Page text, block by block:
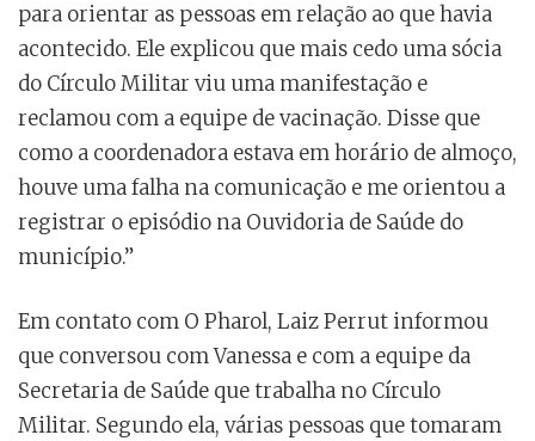
para orientar as pessoas em relação ao que havia
acontecido. Ele explicou que mais cedo uma sócia
do Círculo Militar viu uma manifestação e
reclamou com a equipe de vacinação. Disse que
como a coordenadora estava em horário de almoço,
houve uma falha na comunicação e me orientou a
registrar o episódio na Ouvidoria de Saúde do
município.”
Em contato com O Pharol, Laiz Perrut informou
que conversou com Vanessa e com a equipe da
Secretaria de Saúde que trabalha no Círculo
Militar. Segundo ela, várias pessoas que tomaram